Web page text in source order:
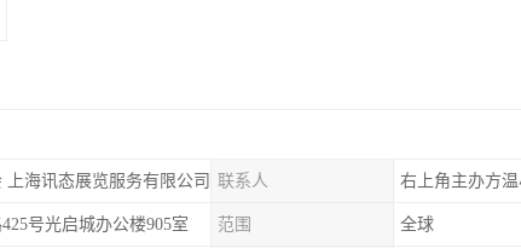
上海讯态展览服务有限公司 联系人 右上角主办方温
号光启城办公楼905室 范围 全球